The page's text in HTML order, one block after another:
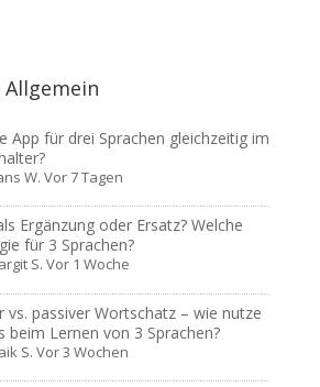
App für drei Sprachen gleichzeitig im
W. Vor 7 Tagen
Ergänzung oder Ersatz? Welche
für 3 Sprachen?
S. Vor 1 Woche
vs. passiver Wortschatz – wie nutze
beim Lernen von 3 Sprachen?
S. Vor 3 Wochen